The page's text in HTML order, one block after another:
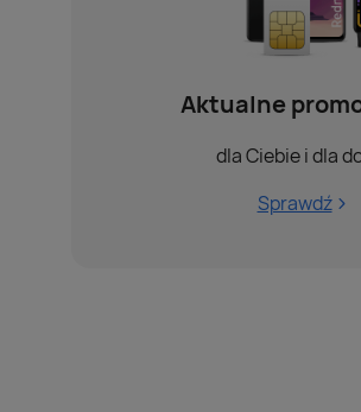
Aktualne
dla Ciebie i dla
Sprawdź